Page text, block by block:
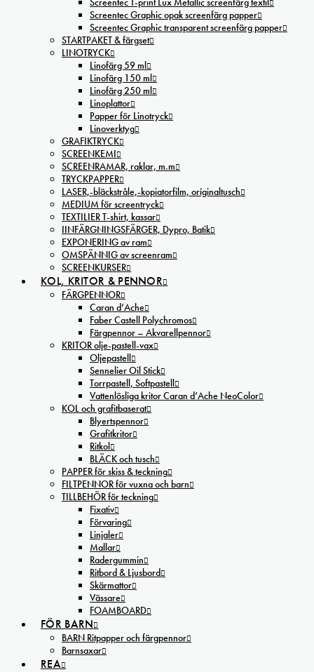
Screentec Graphic opak screenfärg papper
Screentec Graphic transparent screenfärg papper
STARTPAKET & färgset
LINOTRYCK
Linofärg 59 ml
Linofärg 150 ml
Linofärg 250 ml
Linoplattor
Papper för Linotryck
Linoverktyg
GRAFIKTRYCK
SCREENKEMI
SCREENRAMAR, raklar, m.m
TRYCKPAPPER
LASER,-bläckstråle,-kopiatorfilm, oríginaltusch
MEDIUM för screentryck
TEXTILIER T-shirt, kassar
IINFÄRGNINGSFÄRGER, Dypro, Batik
EXPONERING av ram
OMSPÄNNIG av screenram
SCREENKURSER
KOL, KRITOR & PENNOR
FÄRGPENNOR
Caran d’Ache
Faber Castell Polychromos
Färgpennor – Akvarellpennor
KRITOR olje-pastell-vax
Oljepastell
Sennelier Oil Stick
Torrpastell, Softpastell
Vattenlösliga kritor Caran d’Ache NeoColor
KOL och grafitbaserat
Blyertspennor
Grafitkritor
Ritkol
BLÄCK och tusch
PAPPER för skiss & teckning
FILTPENNOR för vuxna och barn
TILLBEHÖR för teckning
Fixativ
Förvaring
Linjaler
Mallar
Radergummin
Ritbord & Ljusbord
Skärmattor
Vässare
FOAMBOARD
FÖR BARN
BARN Ritpapper och färgpennor
Barnsaxar
REA